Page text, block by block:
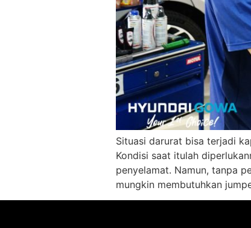
Situasi darurat bisa terjadi
Kondisi saat itulah
penyelamat. Namun, tanpa
mungkin membutuhkan